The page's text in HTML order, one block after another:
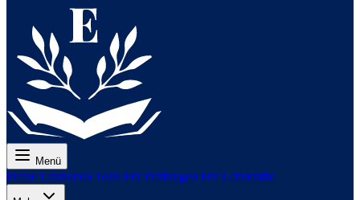
Menü
Preise Lektionen Tests Für Prüfungen Für Lehrkräfte